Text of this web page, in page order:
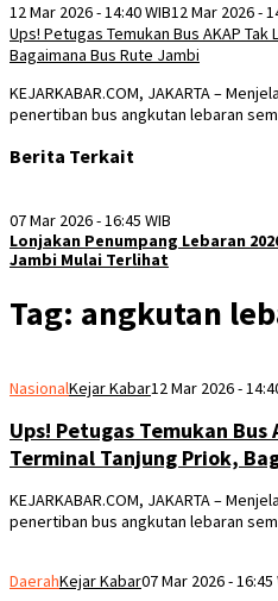
12 Mar 2026 - 14:40 WIB12 Mar 2026 -
Ups! Petugas Temukan Bus AKAP
Bagaimana Bus Rute Jambi
KEJARKABAR.COM, JAKARTA –
penertiban bus angkutan lebaran
Berita Terkait
07 Mar 2026 - 16:45 WIB
Lonjakan Penumpang Lebaran
Jambi Mulai Terlihat
Tag: angkutan
NasionalKejar Kabar12 Mar 2026 -
Ups! Petugas Temukan Bus
Terminal Tanjung Priok,
KEJARKABAR.COM, JAKARTA –
penertiban bus angkutan lebaran
DaerahKejar Kabar07 Mar 2026 - 16:45